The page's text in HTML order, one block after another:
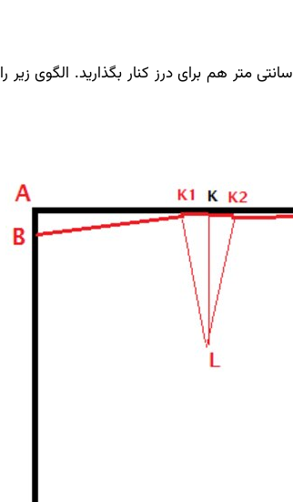
یک تکه پارچه را از عرض روی هم تا کنید و 4 سانتی متر هم برای درز کنار بگذارید. الگوی زیر را